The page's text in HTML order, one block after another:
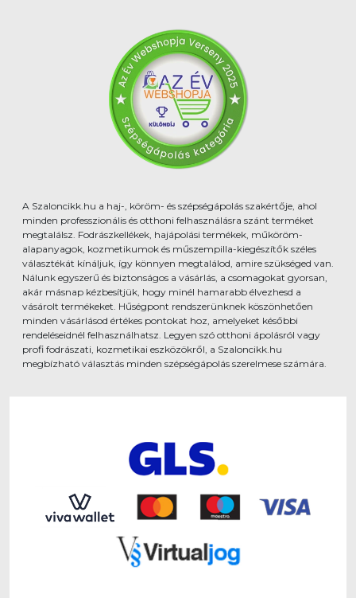
A Szaloncikk.hu a haj-, köröm- és szépségápolás szakértője, ahol
minden professzionális és otthoni felhasználásra szánt terméket
megtalálsz. Fodrászkellékek, hajápolási termékek, műköröm-
alapanyagok, kozmetikumok és műszempilla-kiegészítők széles
választékát kínáljuk, így könnyen megtalálod, amire szükséged van.
Nálunk egyszerű és biztonságos a vásárlás, a csomagokat gyorsan,
akár másnap kézbesítjük, hogy minél hamarabb élvezhesd a
vásárolt termékeket. Hűségpont rendszerünknek köszönhetően
minden vásárlásod értékes pontokat hoz, amelyeket későbbi
rendeléseidnél felhasználhatsz. Legyen szó otthoni ápolásról vagy
profi fodrászati, kozmetikai eszközökről, a Szaloncikk.hu
megbízható választás minden szépségápolás szerelmese számára.